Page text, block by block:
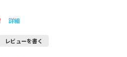
詳細
レビューを書く